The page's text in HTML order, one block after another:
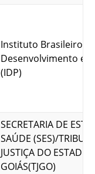
Instituto Brasileiro
Desenvolvimento e
(IDP)
SECRETARIA DE
SAÚDE (SES)/
JUSTIÇA DO ESTADO
GOIÁS(TJGO)